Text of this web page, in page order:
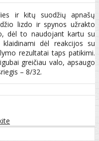
ir kitų suodžių apnašų
lizdo ir spynos užrakto
dėl to naudojant kartu su
klaidinami dėl reakcijos su
rezultatai taps patikimi.
greičiau valo, apsaugo
– 8/32.